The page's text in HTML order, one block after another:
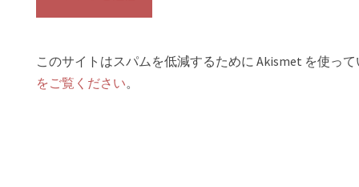
このサイトはスパムを低減するために Akismet を使って
をご覧ください。